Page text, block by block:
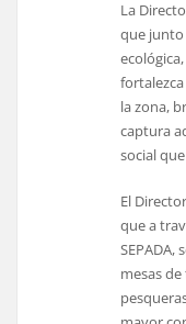
La
que junto
la zona,
captura
social
El
que a
mesas